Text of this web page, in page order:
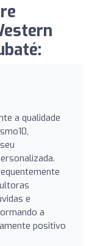
a qualidade
e
a
positivo